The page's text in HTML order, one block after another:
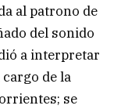
al patrono de
del sonido
a interpretar
de la
se